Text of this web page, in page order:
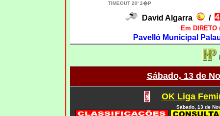
TIMEOUT 20' 2�P
David Algarra /
Em
Pavelló Municipal
Sábado, 13 de
OK Liga
Sábado, 13 de